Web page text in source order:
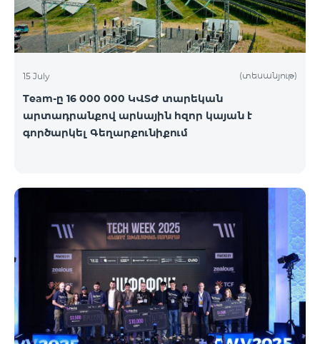
15 July (տեսանյութ)
Team-ը 16 000 000 ԿՎՏԺ տարեկան
արտադրանքով արևային հզոր կայան է
գործարկել Գեղարքունիքում